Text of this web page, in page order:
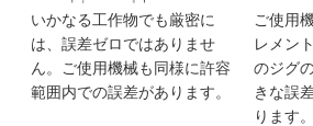
いかなる工作物でも厳密に
は、誤差ゼロではありませ
ん。ご使用機械も同様に許容
範囲内での誤差があります。
ご使用
レメン
のジグ
きな誤
ります。